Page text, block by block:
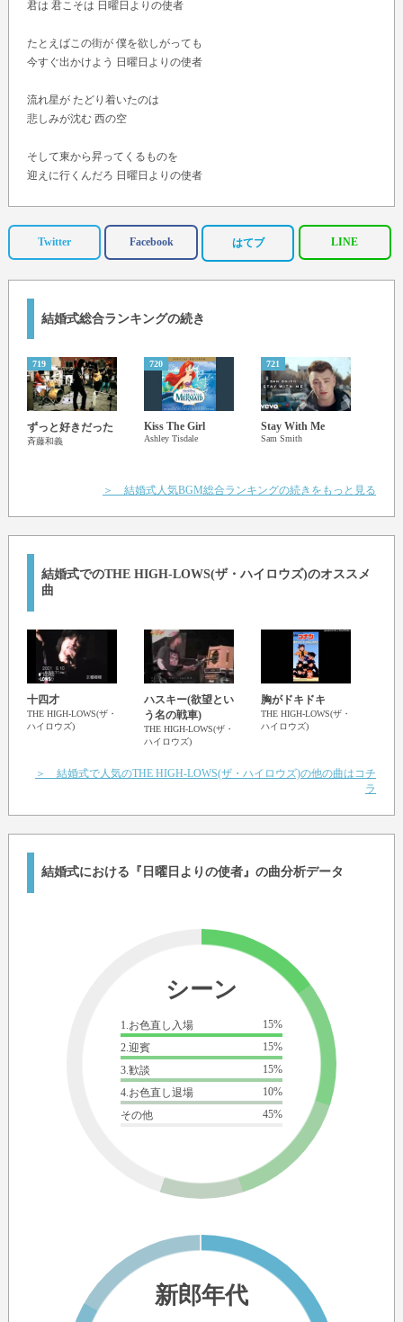
君は 君こそは 日曜日よりの使者
たとえばこの街が 僕を欲しがっても
今すぐ出かけよう 日曜日よりの使者
流れ星が たどり着いたのは
悲しみが沈む 西の空
そして東から昇ってくるものを
迎えに行くんだろ 日曜日よりの使者
Twitter Facebook はてブ LINE
結婚式総合ランキングの続き
719
ずっと好きだった
斉藤和義
720
Kiss The Girl
Ashley Tisdale
721
Stay With Me
Sam Smith
＞ 結婚式人気BGM総合ランキングの続きをもっと見る
結婚式でのTHE HIGH-LOWS(ザ・ハイロウズ)のオススメ
曲
十四才
THE HIGH-LOWS(ザ・
ハイロウズ)
ハスキー(欲望とい
う名の戦車)
THE HIGH-LOWS(ザ・
ハイロウズ)
胸がドキドキ
THE HIGH-LOWS(ザ・
ハイロウズ)
＞ 結婚式で人気のTHE HIGH-LOWS(ザ・ハイロウズ)の他の曲はコチ
ラ
結婚式における『日曜日よりの使者』の曲分析データ
シーン
1.お色直し入場
15%
2.迎賓
15%
3.歓談
15%
4.お色直し退場
10%
その他
45%
新郎年代